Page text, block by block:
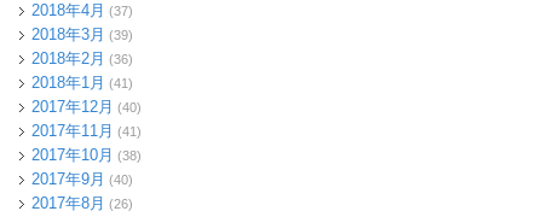
2018年4月 (37)
2018年3月 (39)
2018年2月 (36)
2018年1月 (41)
2017年12月 (40)
2017年11月 (41)
2017年10月 (38)
2017年9月 (40)
2017年8月 (26)